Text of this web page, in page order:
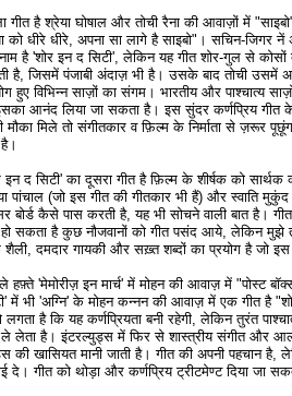
गीत है श्रेया घोषाल और तोची रैना की आवाज़ों में
को धीरे धीरे, अपना सा लागे है साइबो"। सचिन-जिगर
है 'शोर इन द सिटी', लेकिन यह गीत शोर-गुल से
है, जिसमें पंजाबी अंदाज़ भी है। उसके बाद तोची उसमें
हुए विभिन्न साज़ों का संगम। भारतीय और
आनंद लिया जा सकता है। इस सुंदर कर्णप्रिय गीत
मौका मिले तो संगीतकार व फ़िल्म के निर्माता से ज़रूर
इन द सिटी' का दूसरा गीत है फ़िल्म के शीर्षक को
पांचाल (जो इस गीत की गीतकार भी हैं) और स्वाति
बोर्ड कैसे पास करती है, यह भी सोचने वाली बात है।
सकता है कुछ नौजवानों को गीत पसंद आये, लेकिन मुझे
शैली, दमदार गायकी और सख़्त शब्दों का प्रयोग है जो
हफ़्ते 'मेमोरीज़ इन मार्च' में मोहन की आवाज़ में "पोस्ट
में भी 'अग्नि' के मोहन कन्नन की आवाज़ में एक गीत है
लगता है कि यह कर्णप्रियता बनी रहेगी, लेकिन तुरंत
लेता है। इंटरल्युड्स में फिर से शास्त्रीय संगीत और
की खासियत मानी जाती है। गीत की अपनी पहचान है,
दे। गीत को थोड़ा और कर्णप्रिय ट्रीटमेण्ट दिया जा